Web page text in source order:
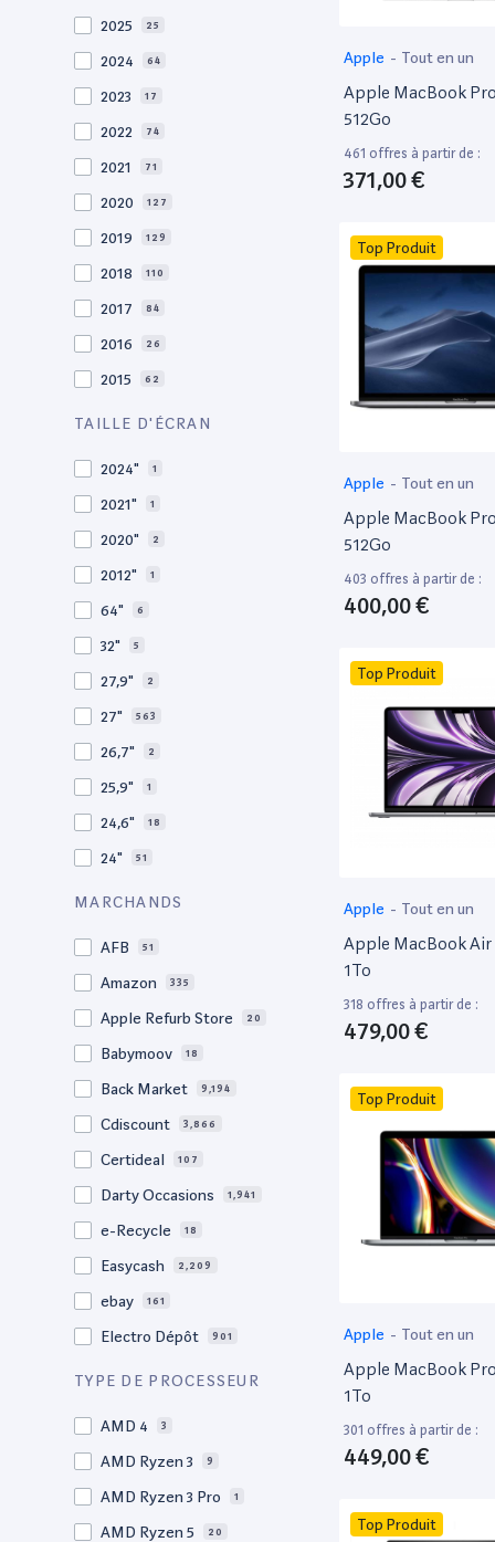
2025 25
2024 64
2023 17
2022 74
2021 71
2020 127
2019 129
2018 110
2017 84
2016 26
2015 62
2014 36
TAILLE D'ÉCRAN
2024" 1
2021" 1
2020" 2
2012" 1
64" 6
32" 5
27,9" 2
27" 563
26,7" 2
25,9" 1
24,6" 18
24" 51
21,5"
15.5" 2
15,4"
15.4" 69
15.3" 2
15" 201
MARCHANDS
AFB 51
Amazon 335
Apple Refurb Store 20
Babymoov 18
Back Market 9,194
Cdiscount 3,866
Certideal 107
Darty Occasions 1,941
e-Recycle 18
Easycash 2,209
ebay 161
Electro Dépôt 901
Factorefurb
TYPE DE PROCESSEUR
AMD 4 3
AMD Ryzen 3 9
AMD Ryzen 3 Pro 1
AMD Ryzen 5 20
Apple - Tout en un
Apple MacBook Pro
512Go
461 offres à partir de :
371,00 €
Top Produit
Apple - Tout en un
Apple MacBook Pro
512Go
403 offres à partir de :
400,00 €
Top Produit
Apple - Tout en un
Apple MacBook Air
1To
318 offres à partir de :
479,00 €
Top Produit
Apple - Tout en un
Apple MacBook Pro
1To
301 offres à partir de :
449,00 €
Top Produit